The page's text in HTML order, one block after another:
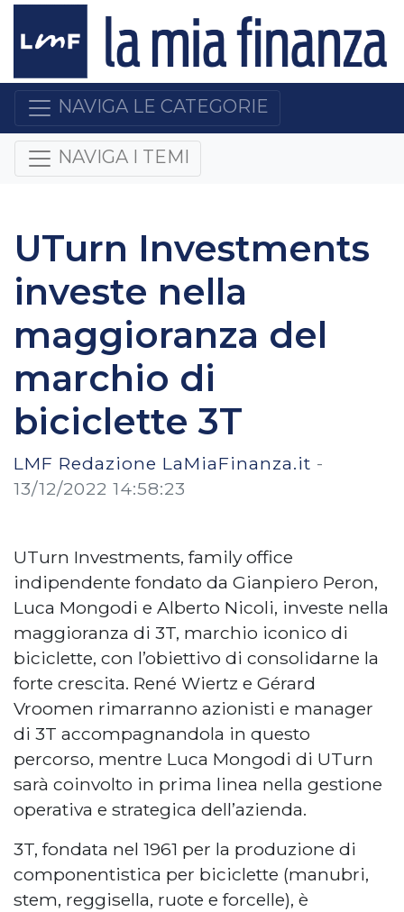
NAVIGA LE CATEGORIE
NAVIGA I TEMI
UTurn Investments
investe nella
maggioranza del
marchio di
biciclette 3T
LMF Redazione LaMiaFinanza.it -
13/12/2022 14:58:23
UTurn Investments, family office
indipendente fondato da Gianpiero Peron,
Luca Mongodi e Alberto Nicoli, investe nella
maggioranza di 3T, marchio iconico di
biciclette, con l’obiettivo di consolidarne la
forte crescita. René Wiertz e Gérard
Vroomen rimarranno azionisti e manager
di 3T accompagnandola in questo
percorso, mentre Luca Mongodi di UTurn
sarà coinvolto in prima linea nella gestione
operativa e strategica dell’azienda.
3T, fondata nel 1961 per la produzione di
componentistica per biciclette (manubri,
stem, reggisella, ruote e forcelle), è